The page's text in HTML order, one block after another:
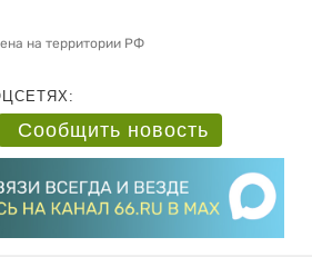
на территории РФ
Сообщить новость